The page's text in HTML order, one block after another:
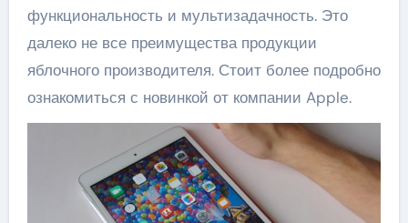
функциональность и мультизадачность. Это
далеко не все преимущества продукции
яблочного производителя. Стоит более подробно
ознакомиться с новинкой от компании Apple.